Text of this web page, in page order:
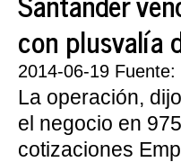
con plusvalía
2014-06-19
La operación,
el negocio en
cotizaciones